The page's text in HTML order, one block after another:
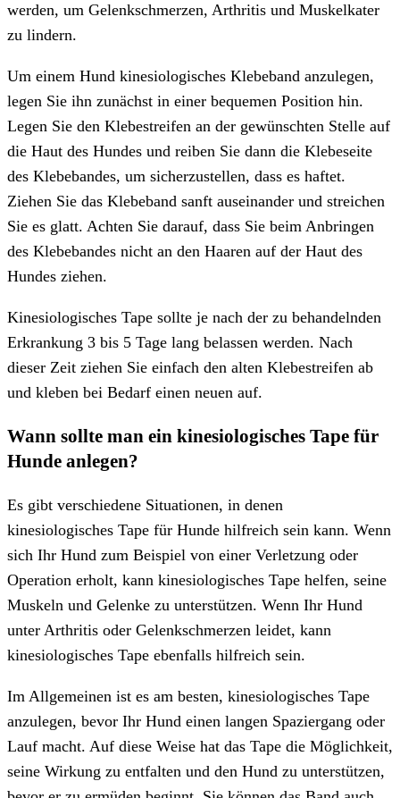
werden, um Gelenkschmerzen, Arthritis und Muskelkater
zu lindern.
Um einem Hund kinesiologisches Klebeband anzulegen,
legen Sie ihn zunächst in einer bequemen Position hin.
Legen Sie den Klebestreifen an der gewünschten Stelle auf
die Haut des Hundes und reiben Sie dann die Klebeseite
des Klebebandes, um sicherzustellen, dass es haftet.
Ziehen Sie das Klebeband sanft auseinander und streichen
Sie es glatt. Achten Sie darauf, dass Sie beim Anbringen
des Klebebandes nicht an den Haaren auf der Haut des
Hundes ziehen.
Kinesiologisches Tape sollte je nach der zu behandelnden
Erkrankung 3 bis 5 Tage lang belassen werden. Nach
dieser Zeit ziehen Sie einfach den alten Klebestreifen ab
und kleben bei Bedarf einen neuen auf.
Wann sollte man ein kinesiologisches Tape für
Hunde anlegen?
Es gibt verschiedene Situationen, in denen
kinesiologisches Tape für Hunde hilfreich sein kann. Wenn
sich Ihr Hund zum Beispiel von einer Verletzung oder
Operation erholt, kann kinesiologisches Tape helfen, seine
Muskeln und Gelenke zu unterstützen. Wenn Ihr Hund
unter Arthritis oder Gelenkschmerzen leidet, kann
kinesiologisches Tape ebenfalls hilfreich sein.
Im Allgemeinen ist es am besten, kinesiologisches Tape
anzulegen, bevor Ihr Hund einen langen Spaziergang oder
Lauf macht. Auf diese Weise hat das Tape die Möglichkeit,
seine Wirkung zu entfalten und den Hund zu unterstützen,